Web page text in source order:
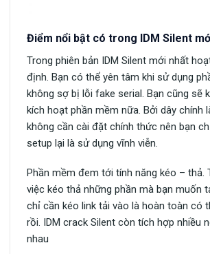
Điểm nổi bật có trong IDM Silent
Trong phiên bản IDM Silent mới nhất
định. Bạn có thể yên tâm khi sử dụng
không sợ bị lỗi fake serial. Bạn cũng sẽ
kích hoạt phần mềm nữa. Bởi dây chính
không cần cài đặt chính thức nên bạn
setup lại là sử dụng vĩnh viễn.
Phần mềm đem tới tính năng kéo – thả.
việc kéo thả những phần mà bạn muốn
chỉ cần kéo link tải vào là hoàn toàn có
rồi. IDM crack Silent còn tích hợp nhiều
nhau